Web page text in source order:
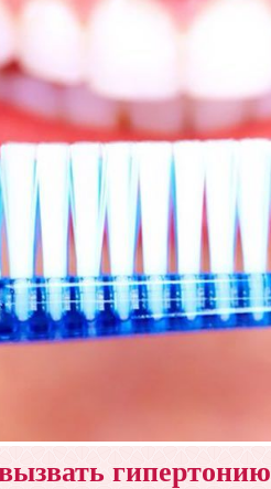
гипертонию